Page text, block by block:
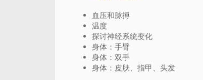
血压和脉搏
温度
探讨神经系统变化
身体：手臂
身体：双手
身体：皮肤、指甲、头发